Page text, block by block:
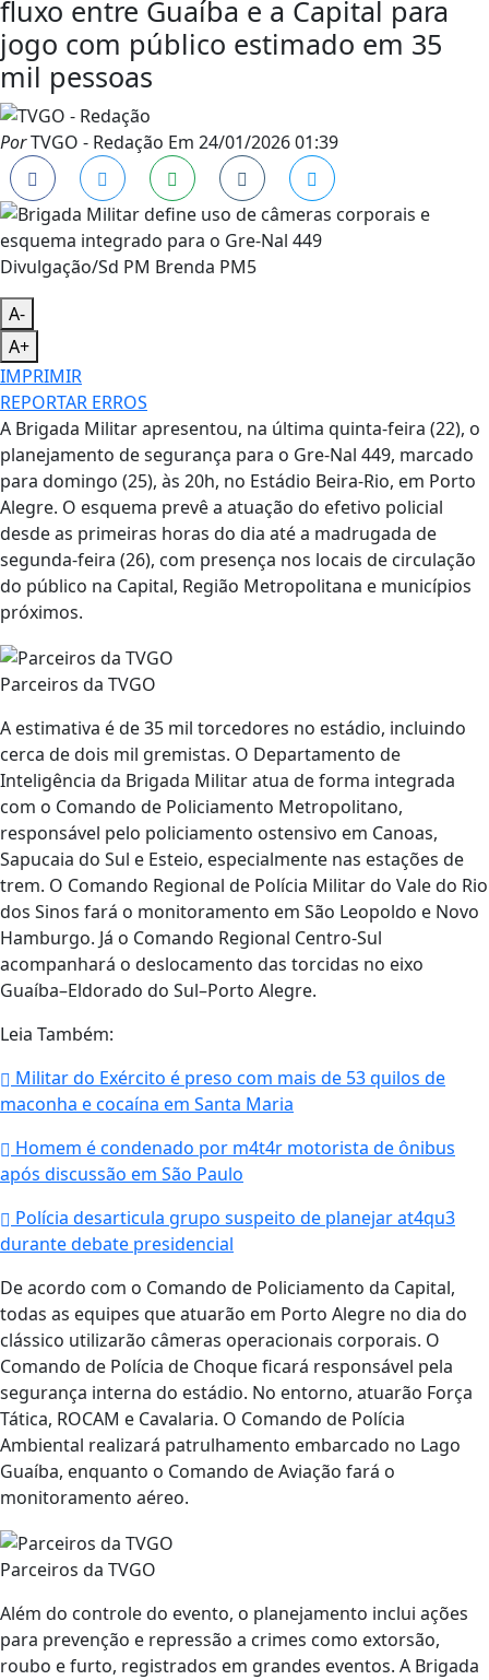
fluxo entre Guaíba e a Capital para
jogo com público estimado em 35
mil pessoas
PorTVGO - Redação Em 24/01/2026 01:39
Divulgação/Sd PM Brenda PM5
A-
A+
IMPRIMIR
REPORTAR ERROS
A Brigada Militar apresentou, na última quinta-feira (22), o
planejamento de segurança para o Gre-Nal 449, marcado
para domingo (25), às 20h, no Estádio Beira-Rio, em Porto
Alegre. O esquema prevê a atuação do efetivo policial
desde as primeiras horas do dia até a madrugada de
segunda-feira (26), com presença nos locais de circulação
do público na Capital, Região Metropolitana e municípios
próximos.
Parceiros da TVGO
A estimativa é de 35 mil torcedores no estádio, incluindo
cerca de dois mil gremistas. O Departamento de
Inteligência da Brigada Militar atua de forma integrada
com o Comando de Policiamento Metropolitano,
responsável pelo policiamento ostensivo em Canoas,
Sapucaia do Sul e Esteio, especialmente nas estações de
trem. O Comando Regional de Polícia Militar do Vale do Rio
dos Sinos fará o monitoramento em São Leopoldo e Novo
Hamburgo. Já o Comando Regional Centro-Sul
acompanhará o deslocamento das torcidas no eixo
Guaíba–Eldorado do Sul–Porto Alegre.
Leia Também:
Militar do Exército é preso com mais de 53 quilos de
maconha e cocaína em Santa Maria
Homem é condenado por m4t4r motorista de ônibus
após discussão em São Paulo
Polícia desarticula grupo suspeito de planejar at4qu3
durante debate presidencial
De acordo com o Comando de Policiamento da Capital,
todas as equipes que atuarão em Porto Alegre no dia do
clássico utilizarão câmeras operacionais corporais. O
Comando de Polícia de Choque ficará responsável pela
segurança interna do estádio. No entorno, atuarão Força
Tática, ROCAM e Cavalaria. O Comando de Polícia
Ambiental realizará patrulhamento embarcado no Lago
Guaíba, enquanto o Comando de Aviação fará o
monitoramento aéreo.
Parceiros da TVGO
Além do controle do evento, o planejamento inclui ações
para prevenção e repressão a crimes como extorsão,
roubo e furto, registrados em grandes eventos. A Brigada